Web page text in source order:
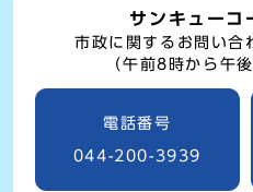
サンキューコ
市政に関するお問い合
（午前8時から午
電話番号
044-200-3939